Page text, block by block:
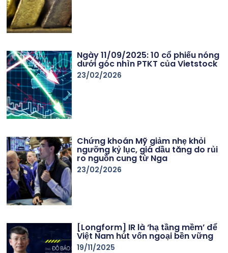
Ngày 11/09/2025: 10 cổ phiếu nóng
dưới góc nhìn PTKT của Vietstock
23/02/2026
Chứng khoán Mỹ giảm nhẹ khỏi
ngưỡng kỷ lục, giá dầu tăng do rủi
ro nguồn cung từ Nga
23/02/2026
[Longform] IR là ‘hạ tầng mềm’ để
Việt Nam hút vốn ngoại bền vững
19/11/2025